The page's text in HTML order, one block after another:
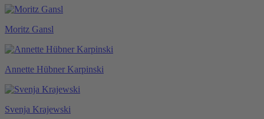
Moritz Gansl
Annette Hübner Karpinski
Svenja Krajewski